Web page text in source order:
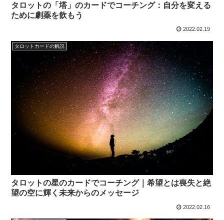
タロットの「塔」のカードでコーチング：自分を変える
ために劇薬を飲もう
2022.02.19
タロットカードの解説
タロットの星のカードでコーチング｜希望とは喪失と絶
望の空に輝く未来からのメッセージ
2022.02.16